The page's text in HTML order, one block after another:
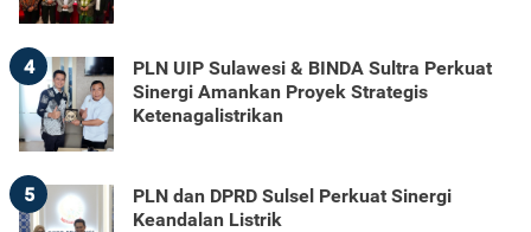
4
PLN UIP Sulawesi & BINDA Sultra Perkuat
Sinergi Amankan Proyek Strategis
Ketenagalistrikan
5
PLN dan DPRD Sulsel Perkuat Sinergi
Keandalan Listrik